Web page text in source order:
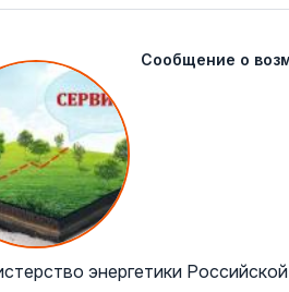
Сообщение о
энергетики